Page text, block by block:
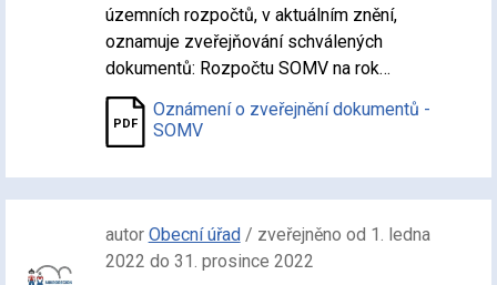
územních rozpočtů, v aktuálním znění,
oznamuje zveřejňování schválených
dokumentů: Rozpočtu SOMV na rok…
Oznámení o zveřejnění dokumentů -
SOMV
autor Obecní úřad/ zveřejněno od 1. ledna
2022 do 31. prosince 2022